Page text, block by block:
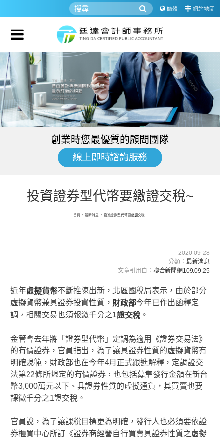
簡體 網站地圖
創業時您最優質的顧問團隊
線上即時諮詢服務
投資證券型代幣要繳證交稅~
首頁 / 最新消息 / 投資證券型代幣要繳證交稅~
2020-09-28
分類： 最新消息
文章引用自： 聯合新聞網109.09.25
近年虛擬貨幣不斷推陳出新，北區國稅局表示，由於部分
虛擬貨幣兼具證券投資性質， 財政部今年已作出函釋定
調，相關交易也須報繳千分之1證交稅 。
金管會去年將「證券型代幣」定調為適用《證券交易法》
的有價證券，官員指出，為了讓具證券性質的虛擬貨幣有
明確規範，財政部也在今年4月正式跟進解釋，定調證交
法第22條所規定的有價證券，也包括募集發行金額在新台
幣3,000萬元以下、具證券性質的虛擬通貨，其買賣也要
課徵千分之1證交稅。
官員說，為了讓課稅目標更為明確，發行人也必須要依證
券櫃買中心所訂《證券商經營自行買賣具證券性質之虛擬